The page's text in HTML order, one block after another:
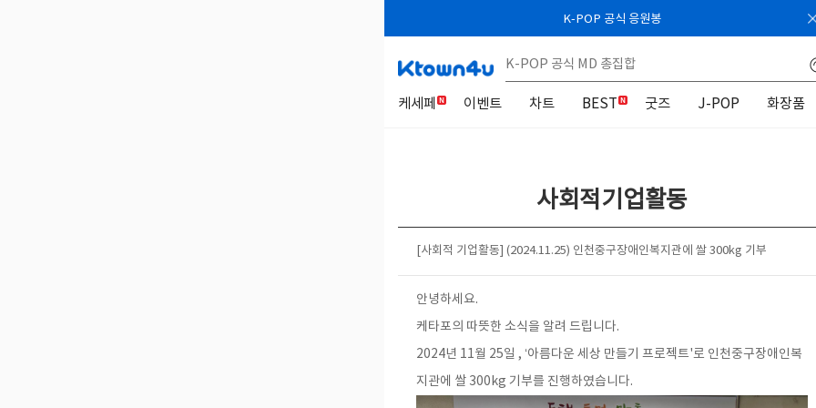
K-POP 공식 응원봉
케세페 이벤트 차트 BEST 굿즈 J-POP 화장품
사회적기업활동
[사회적 기업활동] (2024.11.25) 인천중구장애인복지관에 쌀 300kg 기부
안녕하세요.
케타포의 따뜻한 소식을 알려 드립니다.
2024년 11월 25일 , ‘아름다운 세상 만들기 프로젝트'로 인천중구장애인복
지관에 쌀 300kg 기부를 진행하였습니다.